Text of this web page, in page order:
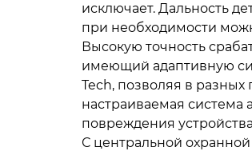
исключает. Дальность
при необходимости
Высокую точность
имеющий адаптивную
Tech, позволяя в
настраиваемая система
повреждения
С центральной